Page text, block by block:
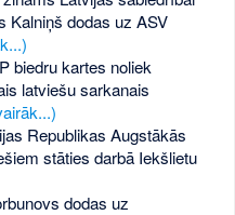
Kalniņš dodas uz ASV
biedru kartes noliek
latviešu sarkanais
Republikas Augstākās
stāties darbā Iekšlietu
dodas uz